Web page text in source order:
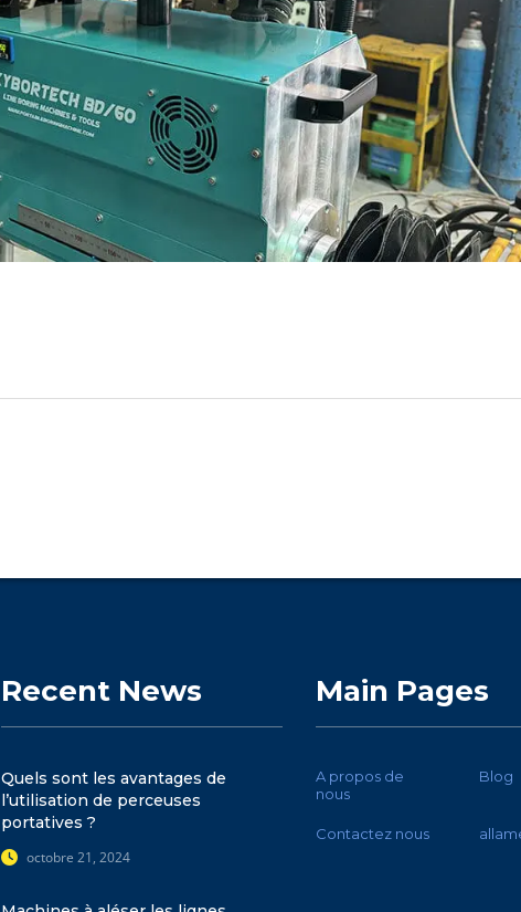
Recent News
Quels sont les avantages de
l’utilisation de perceuses
portatives ?
octobre 21, 2024
Main Pages
A propos de
nous
Blog
Contactez nous